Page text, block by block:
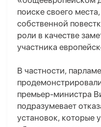
поиске своего
собственной
роли в качестве
участника
В частности,
премьер-министра
подразумевает
установок, которые